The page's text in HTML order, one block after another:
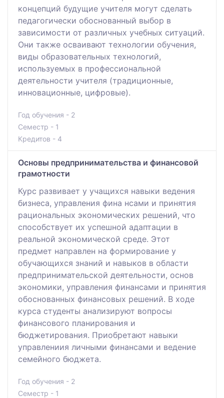
концепций будущие учителя могут сделать
педагогически обоснованный выбор в
зависимости от различных учебных ситуаций.
Они также осваивают технологии обучения,
виды образовательных технологий,
используемых в профессиональной
деятельности учителя (традиционные,
инновационные, цифровые).
Год обучения - 2
Семестр - 1
Кредитов - 4
Основы предпринимательства и финансовой
грамотности
Курс развивает у учащихся навыки ведения
бизнеса, управления фина нсами и принятия
рациональных экономических решений, что
способствует их успешной адаптации в
реальной экономической среде. Этот
предмет направлен на формирование у
обучающихся знаний и навыков в области
предпринимательской деятельности, основ
экономики, управления финансами и принятия
обоснованных финансовых решений. В ходе
курса студенты анализируют вопросы
финансового планирования и
бюджетирования. Приобретают навыки
управлениия личными финансами и ведение
семейного бюджета.
Год обучения - 2
Семестр - 1